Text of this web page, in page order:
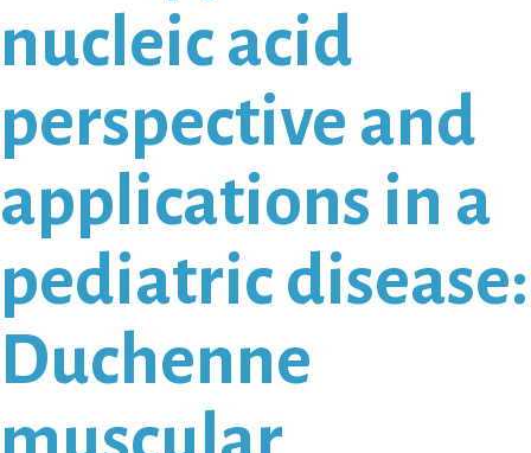
nucleic acid
perspective and
applications in a
pediatric disease:
Duchenne